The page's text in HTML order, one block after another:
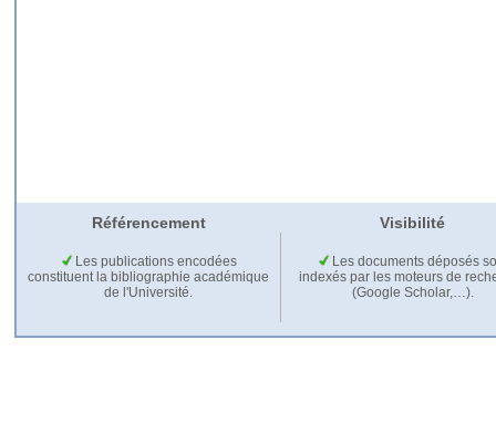
Référencement Visibilité
Les publications encodées
constituent la bibliographie académique
de l'Université.
Les documents déposés
indexés par les moteurs de
(Google Scholar,…).